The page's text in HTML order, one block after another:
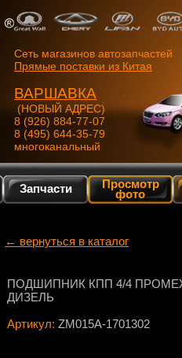
Сеть магазинов автозапчастей
Прямые поставки из Китая
ВАРШАВКА
(НОВЫЙ АДРЕС)
8 (926) 884-77-07
8 (495) 644-35-79
многоканальный
Запчасти Просмотр
фото
← вернуться в каталог
ПОДШИПНИК КПП 4/4
ДИЗЕЛЬ
Артикул: ZM015A-1701302